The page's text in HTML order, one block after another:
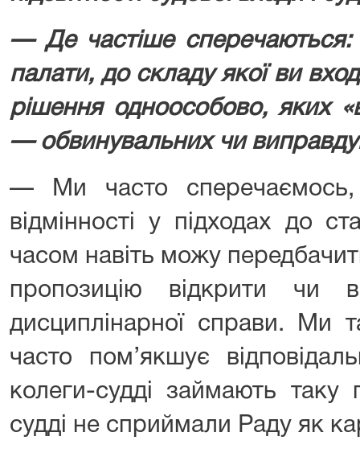
— Де частіше сперечаються:
палати, до складу якої ви
рішення одноособово, яких
— обвинувальних чи
— Ми часто
відмінності у підходах до
часом навіть можу
пропозицію відкрити чи
дисциплінарної справи.
часто пом’якшує
колеги-судді займають
судді не сприймали Раду як